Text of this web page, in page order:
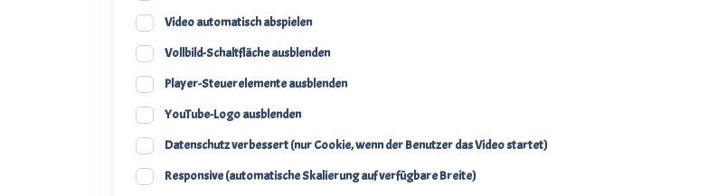
Video automatisch abspielen
Vollbild-Schaltfläche ausblenden
Player-Steuerelemente ausblenden
YouTube-Logo ausblenden
Datenschutz verbessert (nur Cookie, wenn der Benutzer das Video startet)
Responsive (automatische Skalierung auf verfügbare Breite)